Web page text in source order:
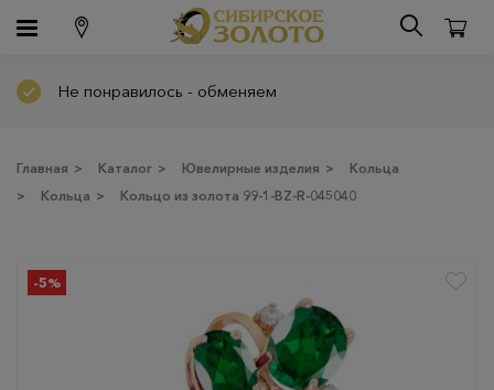
Не понравилось - обменяем
Главная > Каталог > Ювелирные изделия >
Кольца
>
Кольца > Кольцо из золота 99-1-BZ-R-045040
-5%